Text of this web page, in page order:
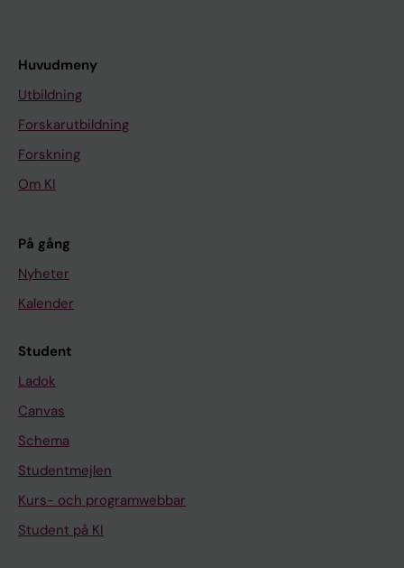
Huvudmeny
Utbildning
Forskarutbildning
Forskning
Om KI
På gång
Nyheter
Kalender
Student
Ladok
Canvas
Schema
Studentmejlen
Kurs- och programwebbar
Student på KI